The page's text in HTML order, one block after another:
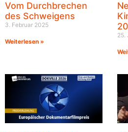
Vom Durchbrechen
des Schweigens
3. Februar 2025
Weiterlesen »
25.